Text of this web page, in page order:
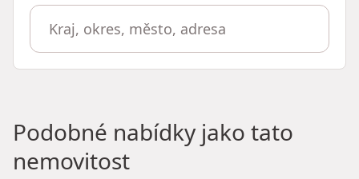
Podobné nabídky jako tato
nemovitost